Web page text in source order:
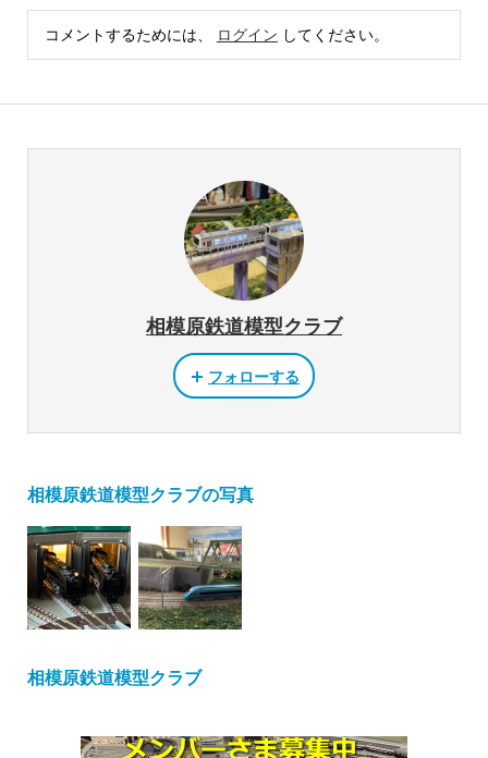
コメントするためには、 ログイン してください。
相模原鉄道模型クラブ
フォローする
相模原鉄道模型クラブの写真
相模原鉄道模型クラブ